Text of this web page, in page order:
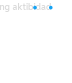
aktibidad